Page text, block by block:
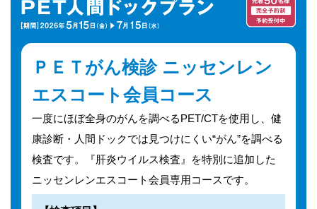
ＰＥＴがん検診 ニッセンレン
エスコート会員コース
一度にほぼ全身のがんを調べるPET/CTを使用し、健
康診断・人間ドックでは見つけにくい“がん”を調べる
検査です。『肝炎ウイルス検査』を特別に追加した
ニッセンレンエスコート会員専用コースです。